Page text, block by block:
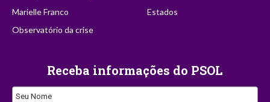
Marielle Franco
Observatório da crise
Estados
Receba informações do PSOL
Seu Nome